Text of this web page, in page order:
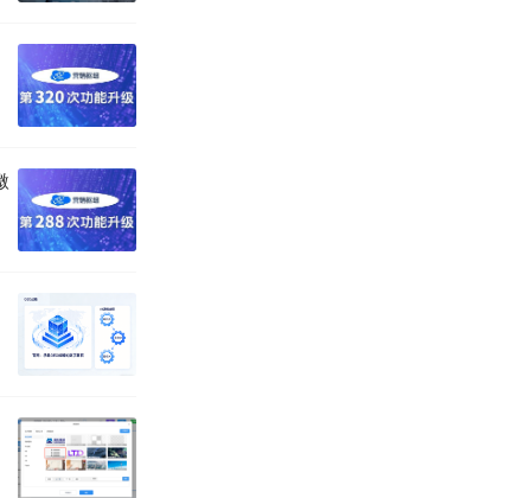
生态中抓住商